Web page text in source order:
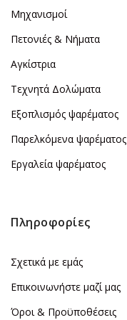
Μηχανισμοί
Πετονιές & Νήματα
Αγκίστρια
Τεχνητά Δολώματα
Εξοπλισμός ψαρέματος
Παρελκόμενα ψαρέματος
Εργαλεία ψαρέματος
Πληροφορίες
Σχετικά με εμάς
Επικοινωνήστε μαζί μας
Όροι & Προϋποθέσεις